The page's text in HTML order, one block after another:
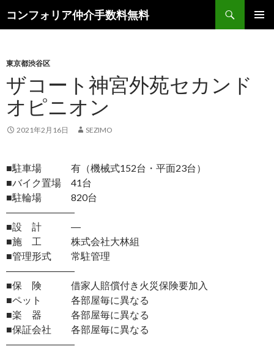
コンフォリア仲介手数料無料
索
ン
ツ
へ
ス
キ
ッ
東京都渋谷区
ザコート神宮外苑セカンド
オピニオン
2021年2月16日 SEZIMO
■駐車場 有（機械式152台・平面23台）
■バイク置場 41台
■駐輪場 820台
―――――――
■設 計 ―
■施 工 株式会社大林組
■管理形式 常駐管理
―――――――
■保 険 借家人賠償付き火災保険要加入
■ペット 各部屋毎に異なる
■楽 器 各部屋毎に異なる
■保証会社 各部屋毎に異なる
―――――――